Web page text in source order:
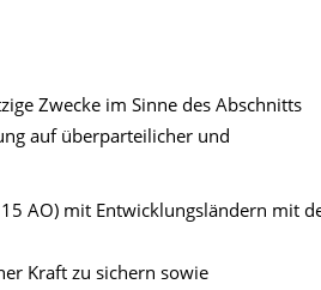
Zwecke im Sinne des Abschnitts
auf überparteilicher und
AO) mit Entwicklungsländern mit
Kraft zu sichern sowie